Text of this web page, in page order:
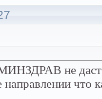
не даст
что